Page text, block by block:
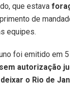
que estava
de
equipes.
foi emitido em
autorização
o Rio de